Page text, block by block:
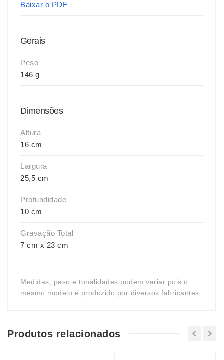
Baixar o PDF
Gerais
Peso
146 g
Dimensões
Altura
16 cm
Largura
25,5 cm
Profundidade
10 cm
Gravação Total
7 cm x 23 cm
Medidas, peso e tonalidades podem variar pois o
mesmo modelo é produzido por diversos fabricantes.
Produtos relacionados